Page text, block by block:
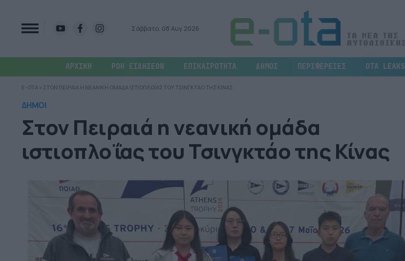
Σάββατο, 08 Αυγ 2026
ΑΡΧΙΚΗ ΡΟΗ ΕΙΔΗΣΕΩΝ ΕΠΙΚΑΙΡΟΤΗΤΑ ΔΗΜΟΙ ΠΕΡΙΦΕΡΕΙΕΣ OTA LEAKS
E-OTA » ΣΤΟΝ ΠΕΙΡΑΙΑ Η ΝΕΑΝΙΚΗ ΟΜΑΔΑ ΙΣΤΙΟΠΛΟΪΑΣ ΤΟΥ ΤΣΙΝΓΚΤΑΟ ΤΗΣ ΚΙΝΑΣ
ΔΗΜΟΙ
Στον Πειραιά η νεανική ομάδα
ιστιοπλοΐας του Τσινγκτάο της Κίνας